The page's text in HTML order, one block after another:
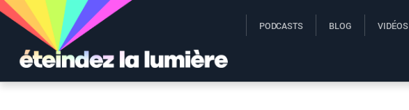
PODCASTS BLOG VIDÉOS